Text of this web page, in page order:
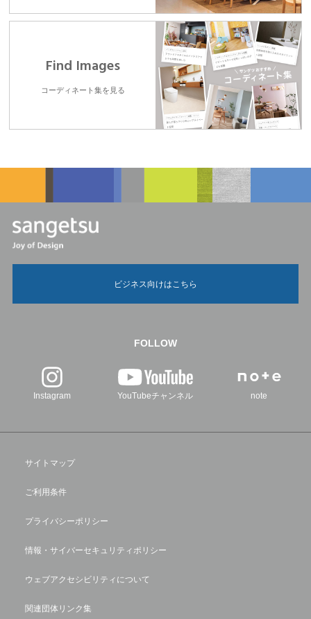
Find Images
コーディネート集を見る
ビジネス向けはこちら
FOLLOW
Instagram YouTubeチャンネル note
サイトマップ
ご利用条件
プライバシーポリシー
情報・サイバーセキュリティポリシー
ウェブアクセシビリティについて
関連団体リンク集